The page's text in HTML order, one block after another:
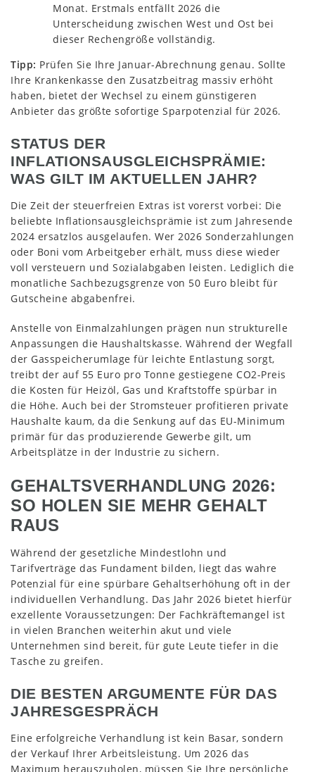
Monat. Erstmals entfällt 2026 die
Unterscheidung zwischen West und Ost bei
dieser Rechengröße vollständig.
Tipp: Prüfen Sie Ihre Januar-Abrechnung genau. Sollte
Ihre Krankenkasse den Zusatzbeitrag massiv erhöht
haben, bietet der Wechsel zu einem günstigeren
Anbieter das größte sofortige Sparpotenzial für 2026.
STATUS DER
INFLATIONSAUSGLEICHSPRÄMIE:
WAS GILT IM AKTUELLEN JAHR?
Die Zeit der steuerfreien Extras ist vorerst vorbei: Die
beliebte Inflationsausgleichsprämie ist zum Jahresende
2024 ersatzlos ausgelaufen. Wer 2026 Sonderzahlungen
oder Boni vom Arbeitgeber erhält, muss diese wieder
voll versteuern und Sozialabgaben leisten. Lediglich die
monatliche Sachbezugsgrenze von 50 Euro bleibt für
Gutscheine abgabenfrei.
Anstelle von Einmalzahlungen prägen nun strukturelle
Anpassungen die Haushaltskasse. Während der Wegfall
der Gasspeicherumlage für leichte Entlastung sorgt,
treibt der auf 55 Euro pro Tonne gestiegene CO2-Preis
die Kosten für Heizöl, Gas und Kraftstoffe spürbar in
die Höhe. Auch bei der Stromsteuer profitieren private
Haushalte kaum, da die Senkung auf das EU-Minimum
primär für das produzierende Gewerbe gilt, um
Arbeitsplätze in der Industrie zu sichern.
GEHALTSVERHANDLUNG 2026:
SO HOLEN SIE MEHR GEHALT
RAUS
Während der gesetzliche Mindestlohn und
Tarifverträge das Fundament bilden, liegt das wahre
Potenzial für eine spürbare Gehaltserhöhung oft in der
individuellen Verhandlung. Das Jahr 2026 bietet hierfür
exzellente Voraussetzungen: Der Fachkräftemangel ist
in vielen Branchen weiterhin akut und viele
Unternehmen sind bereit, für gute Leute tiefer in die
Tasche zu greifen.
DIE BESTEN ARGUMENTE FÜR DAS
JAHRESGESPRÄCH
Eine erfolgreiche Verhandlung ist kein Basar, sondern
der Verkauf Ihrer Arbeitsleistung. Um 2026 das
Maximum herauszuholen, müssen Sie Ihre persönliche